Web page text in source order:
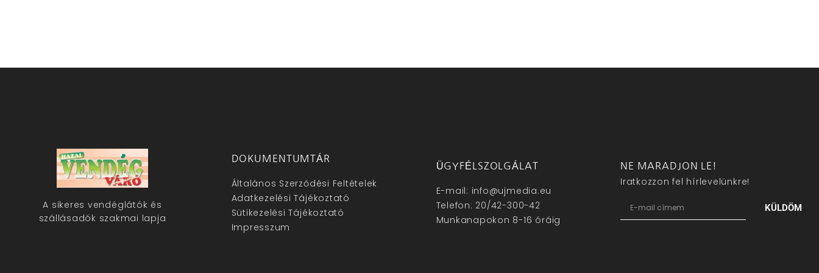
A sikeres vendéglátók és
szállásadók szakmai lapja
DOKUMENTUMTÁR
Általános Szerződési Feltételek
Adatkezelési Tájékoztató
Sütikezelési Tájékoztató
Impresszum
ÜGYFÉLSZOLGÁLAT
E-mail: info@ujmedia.eu
Telefon: 20/42-300-42
Munkanapokon 8-16 óráig
NE MARADJON LE!
Iratkozzon fel hírlevelünkre!
KÜLDÖM